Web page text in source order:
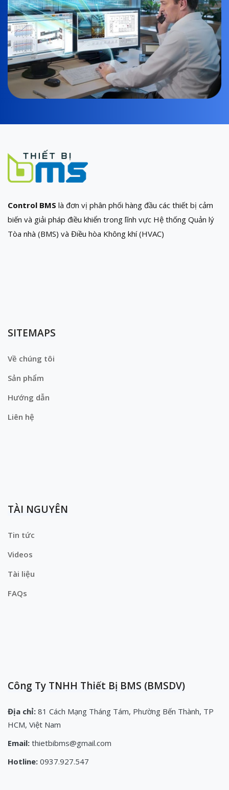
Control BMS là đơn vị phân phối hàng đầu các thiết bị cảm
biến và giải pháp điều khiển trong lĩnh vực Hệ thống Quản lý
Tòa nhà (BMS) và Điều hòa Không khí (HVAC)
SITEMAPS
Về chúng tôi
Sản phẩm
Hướng dẫn
Liên hệ
TÀI NGUYÊN
Tin tức
Videos
Tài liệu
FAQs
Công Ty TNHH Thiết Bị BMS (BMSDV)
Địa chỉ: 81 Cách Mạng Tháng Tám, Phường Bến Thành, TP
HCM, Việt Nam
Email: thietbibms@gmail.com
Hotline: 0937.927.547